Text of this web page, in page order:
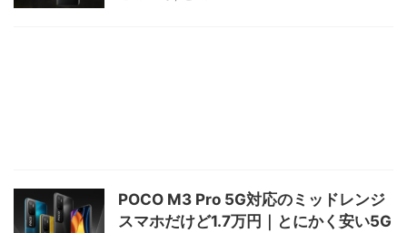
POCO M3 Pro 5G対応のミッドレンジ
スマホだけど1.7万円｜とにかく安い5G